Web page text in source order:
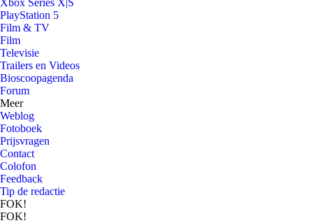
Xbox Series X|S
PlayStation 5
Film & TV
Film
Televisie
Trailers en Videos
Bioscoopagenda
Forum
Meer
Weblog
Fotoboek
Prijsvragen
Contact
Colofon
Feedback
Tip de redactie
FOK!
FOK!